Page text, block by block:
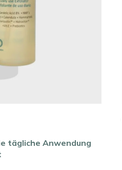
tägliche Anwendung